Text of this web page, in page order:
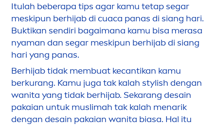
Itulah beberapa tips agar kamu tetap segar
meskipun berhijab di cuaca panas di siang hari.
Buktikan sendiri bagaimana kamu bisa merasa
nyaman dan segar meskipun berhijab di siang
hari yang panas.
Berhijab tidak membuat kecantikan kamu
berkurang. Kamu juga tak kalah stylish dengan
wanita yang tidak berhijab. Sekarang desain
pakaian untuk muslimah tak kalah menarik
dengan desain pakaian wanita biasa. Hal itu